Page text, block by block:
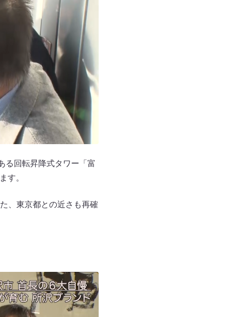
る回転昇降式タワー「富
す。
、東京都との近さも再確